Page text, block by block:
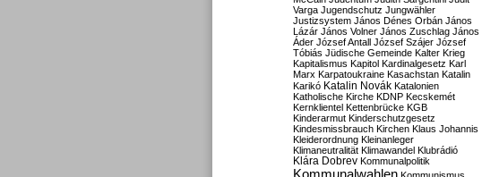
Varga Jugendschutz Jungwähler
Justizsystem János Dénes Orbán János
Lázár János Volner János Zuschlag János
Áder József Antall József Szájer József
Tóbiás Jüdische Gemeinde Kalter Krieg
Kapitalismus Kapitol Kardinalgesetz Karl
Marx Karpatoukraine Kasachstan Katalin
Karikó Katalin Novák Katalonien
Katholische Kirche KDNP Kecskemét
Kernklientel Kettenbrücke KGB
Kinderarmut Kinderschutzgesetz
Kindesmissbrauch Kirchen Klaus Johannis
Kleiderordnung Kleinanleger
Klimaneutralität Klimawandel Klubrádió
Klára Dobrev Kommunalpolitik
Kommunalwahlen